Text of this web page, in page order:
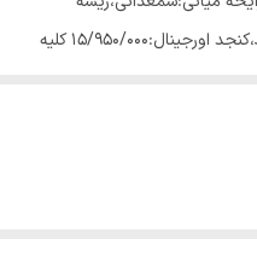
زنبق،فلفل رایحه پایه:وانیل،درخت بلوط،کنجد ‎اورجینال:۱۵/۹۵۰/۰۰۰ کلیه